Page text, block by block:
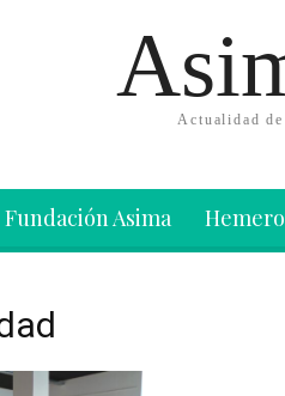
Actualidad
Fundación Asima